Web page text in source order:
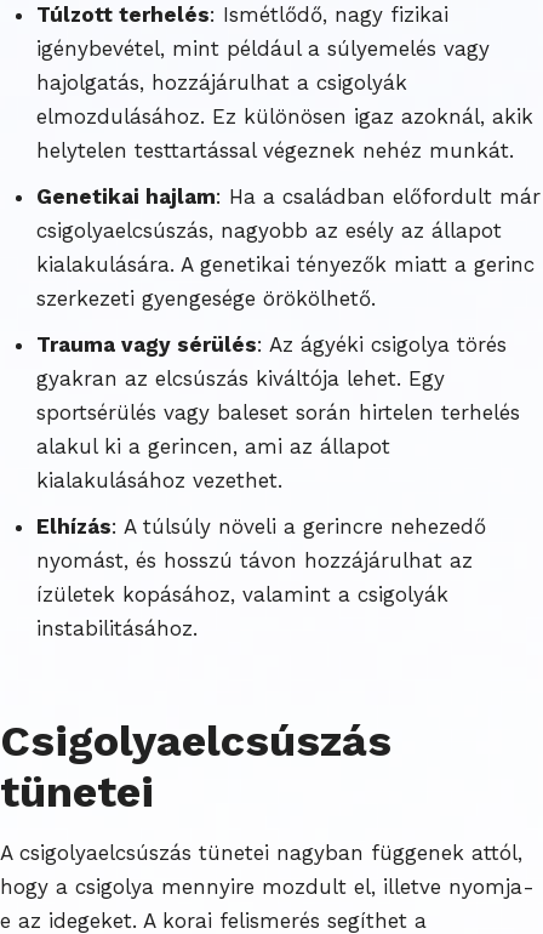
Túlzott terhelés: Ismétlődő, nagy fizikai
igénybevétel, mint például a súlyemelés vagy
hajolgatás, hozzájárulhat a csigolyák
elmozdulásához. Ez különösen igaz azoknál, akik
helytelen testtartással végeznek nehéz munkát.
Genetikai hajlam: Ha a családban előfordult már
csigolyaelcsúszás, nagyobb az esély az állapot
kialakulására. A genetikai tényezők miatt a gerinc
szerkezeti gyengesége örökölhető.
Trauma vagy sérülés: Az ágyéki csigolya törés
gyakran az elcsúszás kiváltója lehet. Egy
sportsérülés vagy baleset során hirtelen terhelés
alakul ki a gerincen, ami az állapot
kialakulásához vezethet.
Elhízás: A túlsúly növeli a gerincre nehezedő
nyomást, és hosszú távon hozzájárulhat az
ízületek kopásához, valamint a csigolyák
instabilitásához.
Csigolyaelcsúszás
tünetei
A csigolyaelcsúszás tünetei nagyban függenek attól,
hogy a csigolya mennyire mozdult el, illetve nyomja-
e az idegeket. A korai felismerés segíthet a